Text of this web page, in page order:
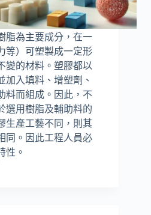
脂為主要成分，在一
等）可塑製成一定形
變的材料。塑膠都以
加入填料、增塑劑、
料而組成。因此，不
選用樹脂及輔助料的
生產工藝不同，則其
同。因此工程人員必
性。